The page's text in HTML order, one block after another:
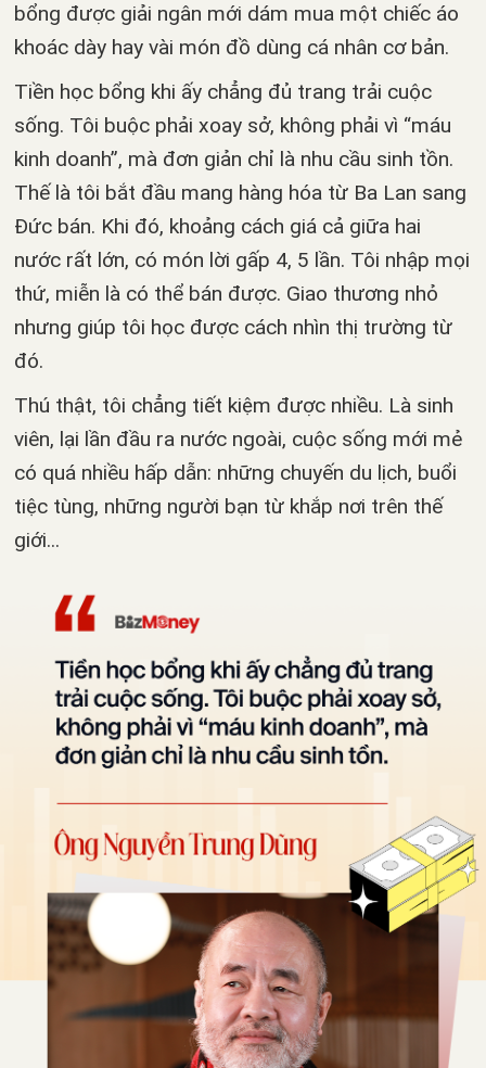
bổng được giải ngân mới dám mua một chiếc áo
khoác dày hay vài món đồ dùng cá nhân cơ bản.
Tiền học bổng khi ấy chẳng đủ trang trải cuộc
sống. Tôi buộc phải xoay sở, không phải vì “máu
kinh doanh”, mà đơn giản chỉ là nhu cầu sinh tồn.
Thế là tôi bắt đầu mang hàng hóa từ Ba Lan sang
Đức bán. Khi đó, khoảng cách giá cả giữa hai
nước rất lớn, có món lời gấp 4, 5 lần. Tôi nhập mọi
thứ, miễn là có thể bán được. Giao thương nhỏ
nhưng giúp tôi học được cách nhìn thị trường từ
đó.
Thú thật, tôi chẳng tiết kiệm được nhiều. Là sinh
viên, lại lần đầu ra nước ngoài, cuộc sống mới mẻ
có quá nhiều hấp dẫn: những chuyến du lịch, buổi
tiệc tùng, những người bạn từ khắp nơi trên thế
giới...